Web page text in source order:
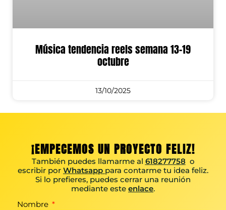
Música tendencia reels semana 13-19
octubre
13/10/2025
¡EMPECEMOS UN PROYECTO FELIZ!
También puedes llamarme al 618277758o
escribir por Whatsapp para contarme tu idea feliz.
Si lo prefieres, puedes cerrar una reunión
mediante este enlace.
Nombre